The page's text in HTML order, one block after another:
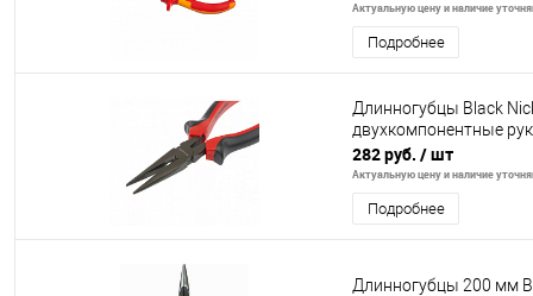
Актуальную цену и наличие
Подробнее
Длинногубцы Black
двухкомпонентные
282 руб. / шт
Актуальную цену и наличие
Подробнее
Длинногубцы 200 мм